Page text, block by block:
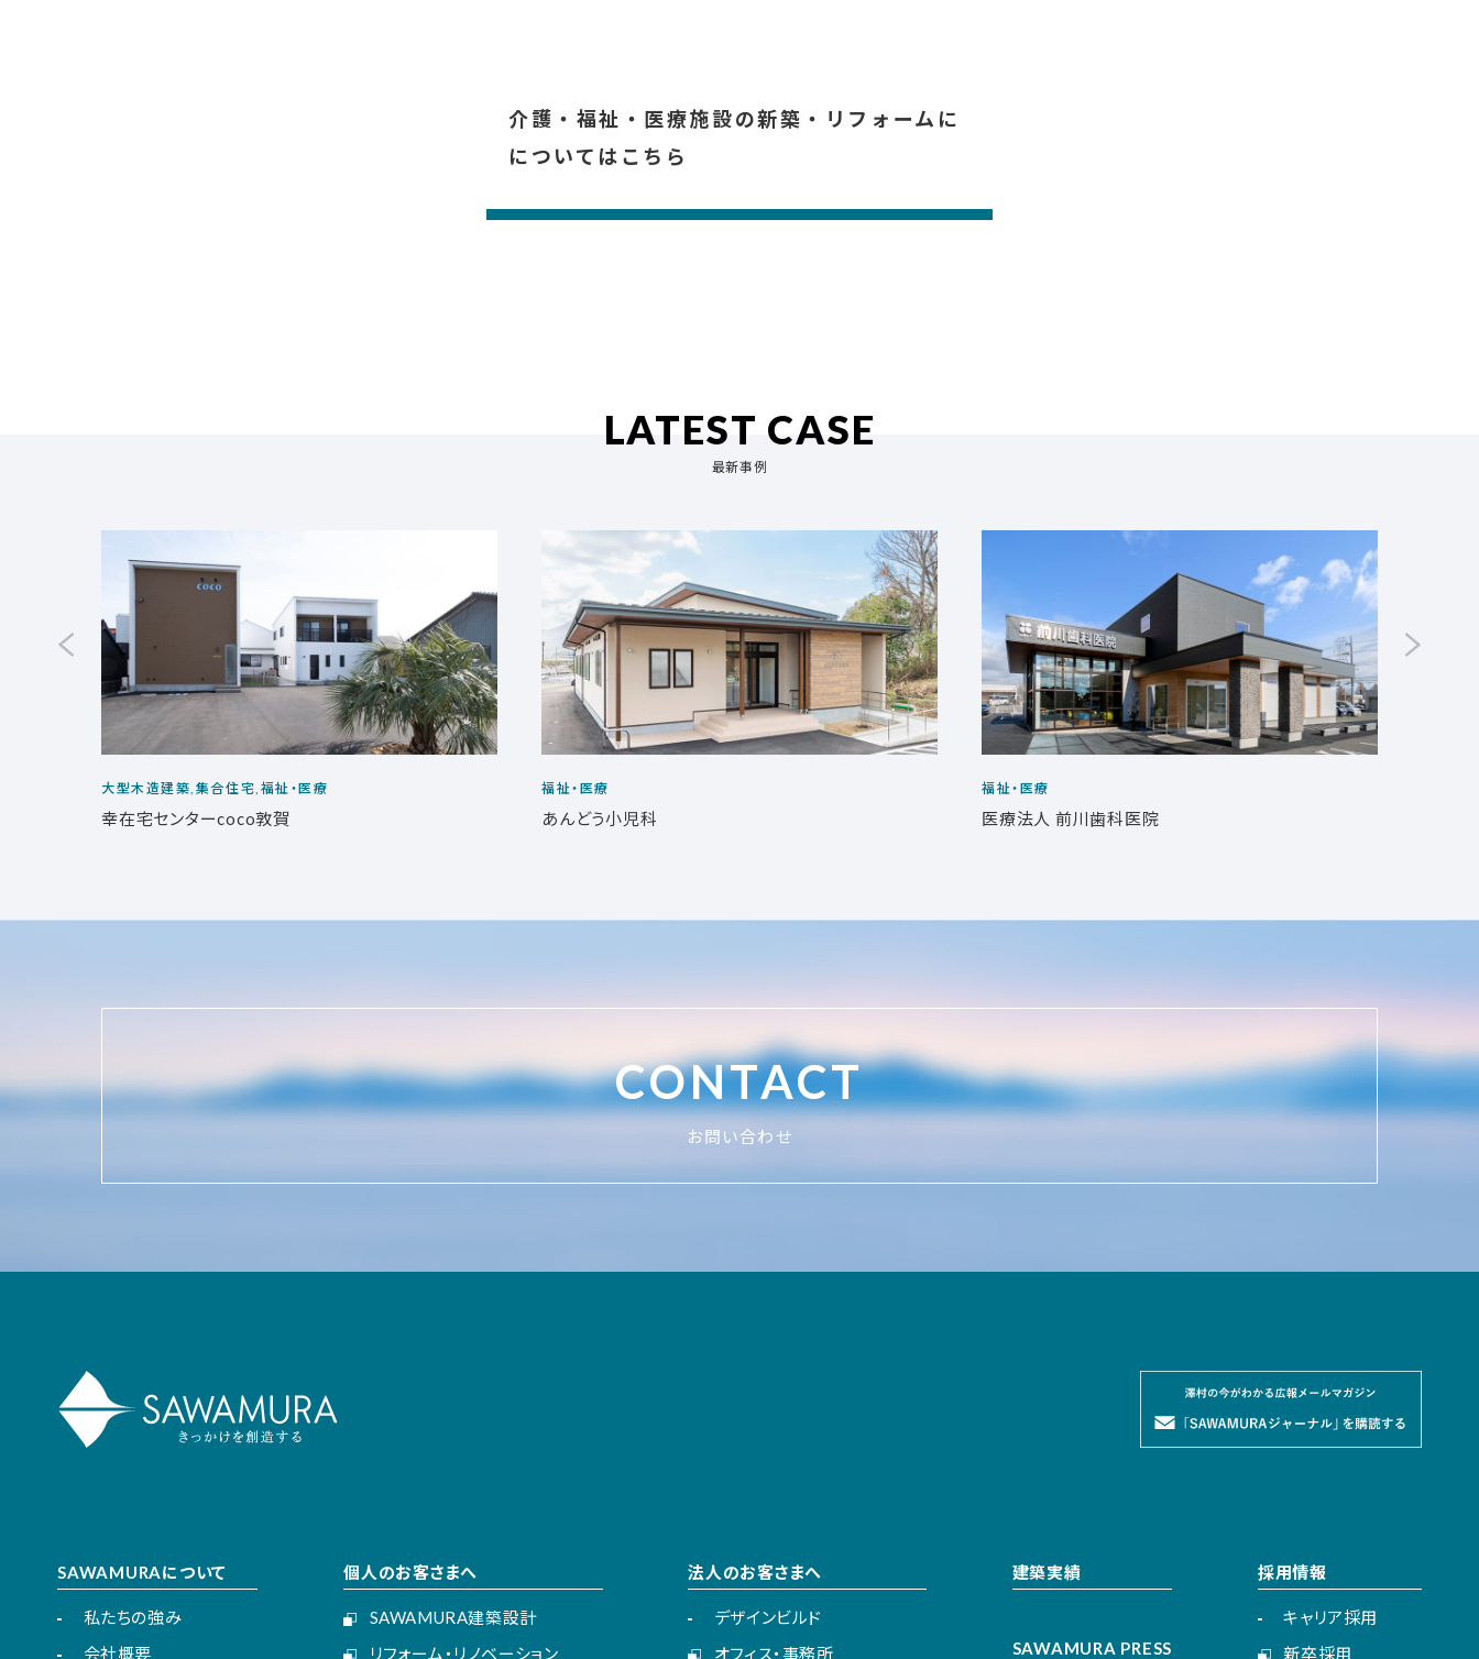
介護・福祉・医療施設の新築・リフォームに
についてはこちら
LATEST CASE
最新事例
大型木造建築,集合住宅,福祉・医療
幸在宅センターcoco敦賀
福祉・医療
あんどう小児科
福祉・医療
医療法人 前川歯科医院
CONTACT
お問い合わせ
SAWAMURAについて
私たちの強み
会社概要
個人のお客さまへ
SAWAMURA建築設計
リフォーム・リノベーション
法人のお客さまへ
デザインビルド
オフィス・事務所
建築実績
SAWAMURA PRESS
採用情報
キャリア採用
新卒採用